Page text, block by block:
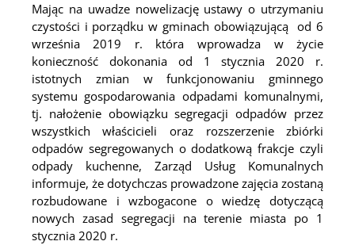
Mając na uwadze nowelizację ustawy o utrzymaniu
czystości i porządku w gminach obowiązującą od 6
września 2019 r. która wprowadza w życie
konieczność dokonania od 1 stycznia 2020 r.
istotnych zmian w funkcjonowaniu gminnego
systemu gospodarowania odpadami komunalnymi,
tj. nałożenie obowiązku segregacji odpadów przez
wszystkich właścicieli oraz rozszerzenie zbiórki
odpadów segregowanych o dodatkową frakcje czyli
odpady kuchenne, Zarząd Usług Komunalnych
informuje, że dotychczas prowadzone zajęcia zostaną
rozbudowane i wzbogacone o wiedzę dotyczącą
nowych zasad segregacji na terenie miasta po 1
stycznia 2020 r.